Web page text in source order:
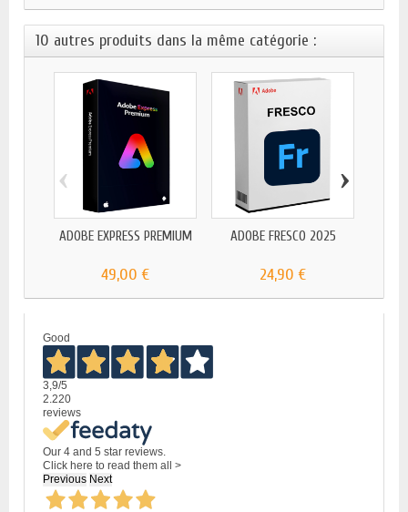
10 autres produits dans la même catégorie :
ADOBE EXPRESS PREMIUM
49,00 €
ADOBE FRESCO 2025
24,90 €
‹ ›
Good
3,9/5
2.220
reviews
Our 4 and 5 star reviews.
Click here to read them all >
Previous Next